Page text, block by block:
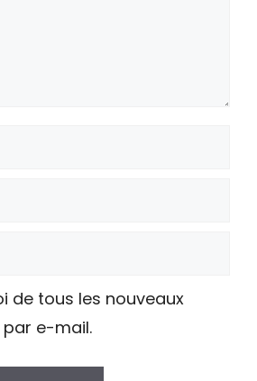
de tous les nouveaux
e-mail.